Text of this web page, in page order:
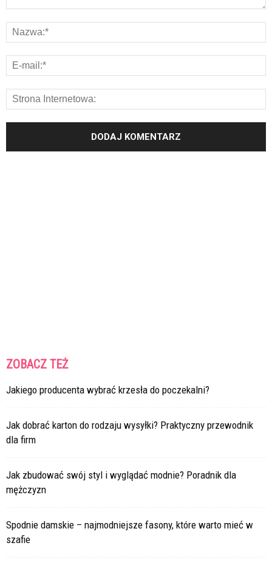
ZOBACZ TEŻ
Jakiego producenta wybrać krzesła do poczekalni?
Jak dobrać karton do rodzaju wysyłki? Praktyczny przewodnik
dla firm
Jak zbudować swój styl i wyglądać modnie? Poradnik dla
mężczyzn
Spodnie damskie – najmodniejsze fasony, które warto mieć w
szafie